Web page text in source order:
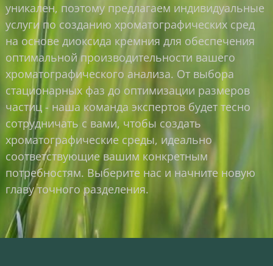
уникален, поэтому предлагаем индивидуальные
услуги по созданию хроматографических сред
на основе диоксида кремния для обеспечения
оптимальной производительности вашего
хроматографического анализа. От выбора
стационарных фаз до оптимизации размеров
частиц - наша команда экспертов будет тесно
сотрудничать с вами, чтобы создать
хроматографические среды, идеально
соответствующие вашим конкретным
потребностям. Выберите нас и начните новую
главу точного разделения.